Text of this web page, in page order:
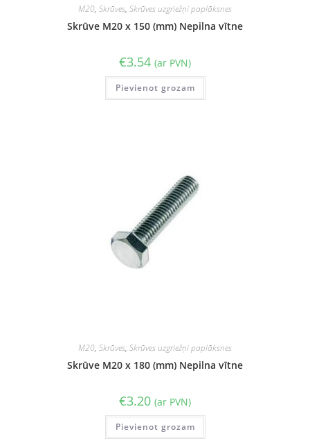
M20, Skrūves, Skrūves uzgriežņi paplāksnes
Skrūve M20 x 150 (mm) Nepilna vītne
€3.54 (ar PVN)
Pievienot grozam
M20, Skrūves, Skrūves uzgriežņi paplāksnes
Skrūve M20 x 180 (mm) Nepilna vītne
€3.20 (ar PVN)
Pievienot grozam